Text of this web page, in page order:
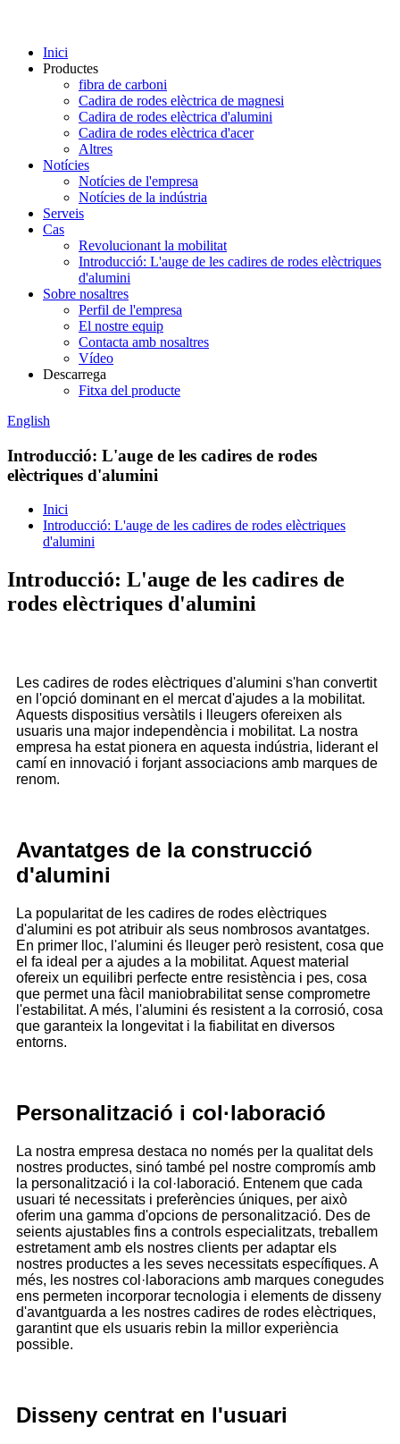
Inici
Productes
fibra de carboni
Cadira de rodes elèctrica de magnesi
Cadira de rodes elèctrica d'alumini
Cadira de rodes elèctrica d'acer
Altres
Notícies
Notícies de l'empresa
Notícies de la indústria
Serveis
Cas
Revolucionant la mobilitat
Introducció: L'auge de les cadires de rodes elèctriques
d'alumini
Sobre nosaltres
Perfil de l'empresa
El nostre equip
Contacta amb nosaltres
Vídeo
Descarrega
Fitxa del producte
English
Introducció: L'auge de les cadires de rodes
elèctriques d'alumini
Inici
Introducció: L'auge de les cadires de rodes elèctriques
d'alumini
Introducció: L'auge de les cadires de
rodes elèctriques d'alumini
Les cadires de rodes elèctriques d'alumini s'han convertit
en l'opció dominant en el mercat d'ajudes a la mobilitat.
Aquests dispositius versàtils i lleugers ofereixen als
usuaris una major independència i mobilitat. La nostra
empresa ha estat pionera en aquesta indústria, liderant el
camí en innovació i forjant associacions amb marques de
renom.
Avantatges de la construcció
d'alumini
La popularitat de les cadires de rodes elèctriques
d'alumini es pot atribuir als seus nombrosos avantatges.
En primer lloc, l'alumini és lleuger però resistent, cosa que
el fa ideal per a ajudes a la mobilitat. Aquest material
ofereix un equilibri perfecte entre resistència i pes, cosa
que permet una fàcil maniobrabilitat sense comprometre
l'estabilitat. A més, l'alumini és resistent a la corrosió, cosa
que garanteix la longevitat i la fiabilitat en diversos
entorns.
Personalització i col·laboració
La nostra empresa destaca no només per la qualitat dels
nostres productes, sinó també pel nostre compromís amb
la personalització i la col·laboració. Entenem que cada
usuari té necessitats i preferències úniques, per això
oferim una gamma d'opcions de personalització. Des de
seients ajustables fins a controls especialitzats, treballem
estretament amb els nostres clients per adaptar els
nostres productes a les seves necessitats específiques. A
més, les nostres col·laboracions amb marques conegudes
ens permeten incorporar tecnologia i elements de disseny
d'avantguarda a les nostres cadires de rodes elèctriques,
garantint que els usuaris rebin la millor experiència
possible.
Disseny centrat en l'usuari